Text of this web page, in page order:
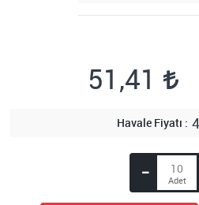
51,41
Havale Fiyatı